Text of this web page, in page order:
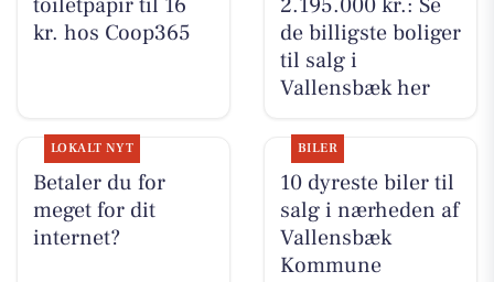
kr. hos Coop365
de billigste boliger
til salg i
Vallensbæk her
LOKALT NYT
Betaler du for
meget for dit
internet?
BILER
10 dyreste biler til
salg i nærheden af
Vallensbæk
Kommune